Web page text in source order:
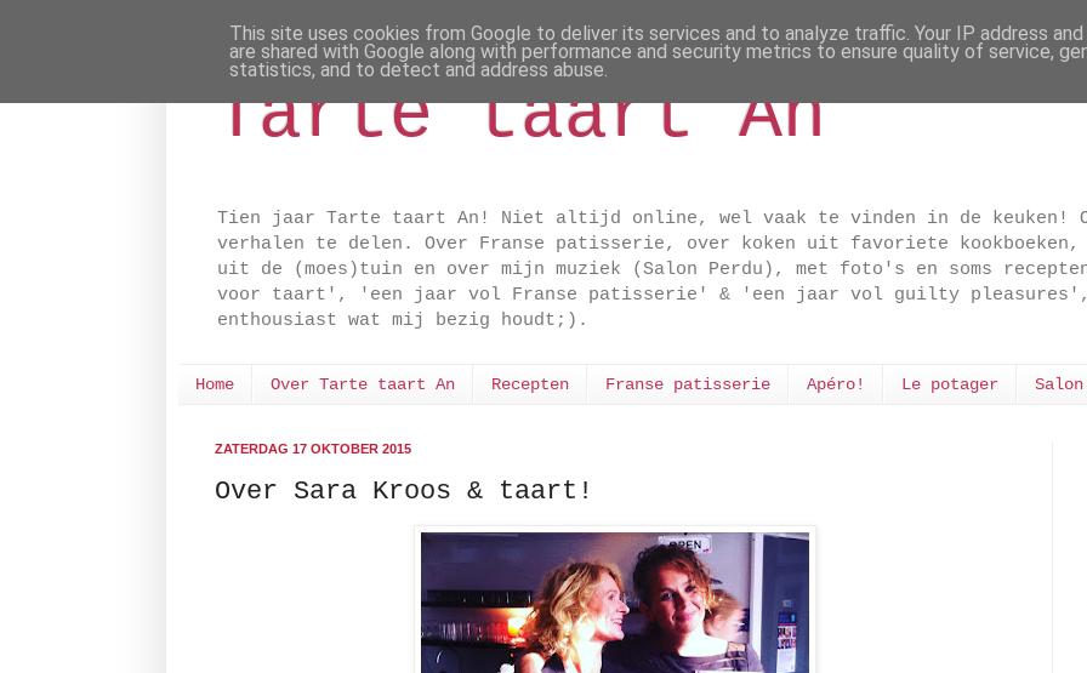
Tarte taart An
Tien jaar Tarte taart An! Niet altijd online, wel vaak te vinden in de keuken!
verhalen te delen. Over Franse patisserie, over koken uit favoriete
uit de (moes)tuin en over mijn muziek (Salon Perdu), met foto's en soms
voor taart', 'een jaar vol Franse patisserie' & 'een jaar vol guilty pleasures',
enthousiast wat mij bezig houdt;).
Home Over Tarte taart An Recepten Franse patisserie Apéro! Le potager
ZATERDAG 17 OKTOBER 2015
Over Sara Kroos & taart!
This site uses cookies from Google to deliver its services and to analyze traffic. Your IP address
are shared with Google along with performance and security metrics to ensure quality of service,
statistics, and to detect and address abuse.